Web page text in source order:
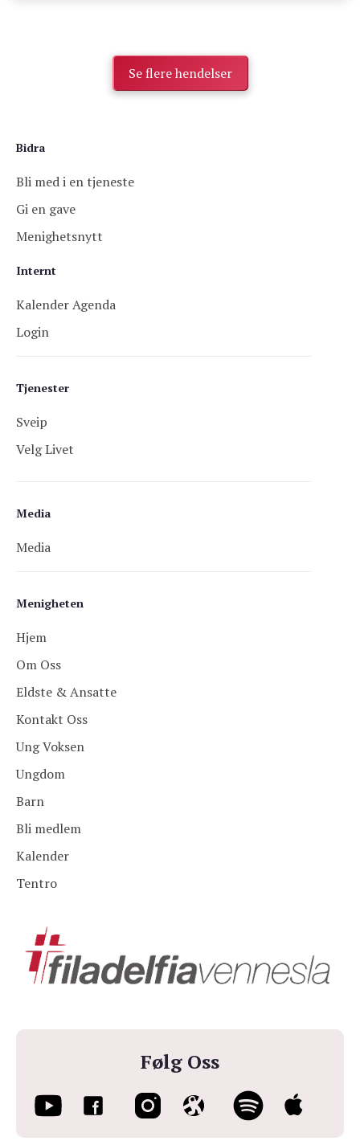
Se flere hendelser
Følg Oss
Menigheten
Hjem
Om Oss
Eldste & Ansatte
Kontakt Oss
Ung Voksen
Ungdom
Barn
Bli medlem
Kalender
Tentro
Tjenester
Sveip
Velg Livet
Media
Media
Bidra
Bli med i en tjeneste
Gi en gave
Menighetsnytt
Internt
Kalender Agenda
Login